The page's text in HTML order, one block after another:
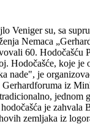
Veniger su, sa
Nemaca
60. Hodočašću
Hodočašće, koje je
nade", je
Gerhardforuma iz
jednom
je zahvala
zemljaka iz